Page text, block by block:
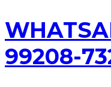
99208-